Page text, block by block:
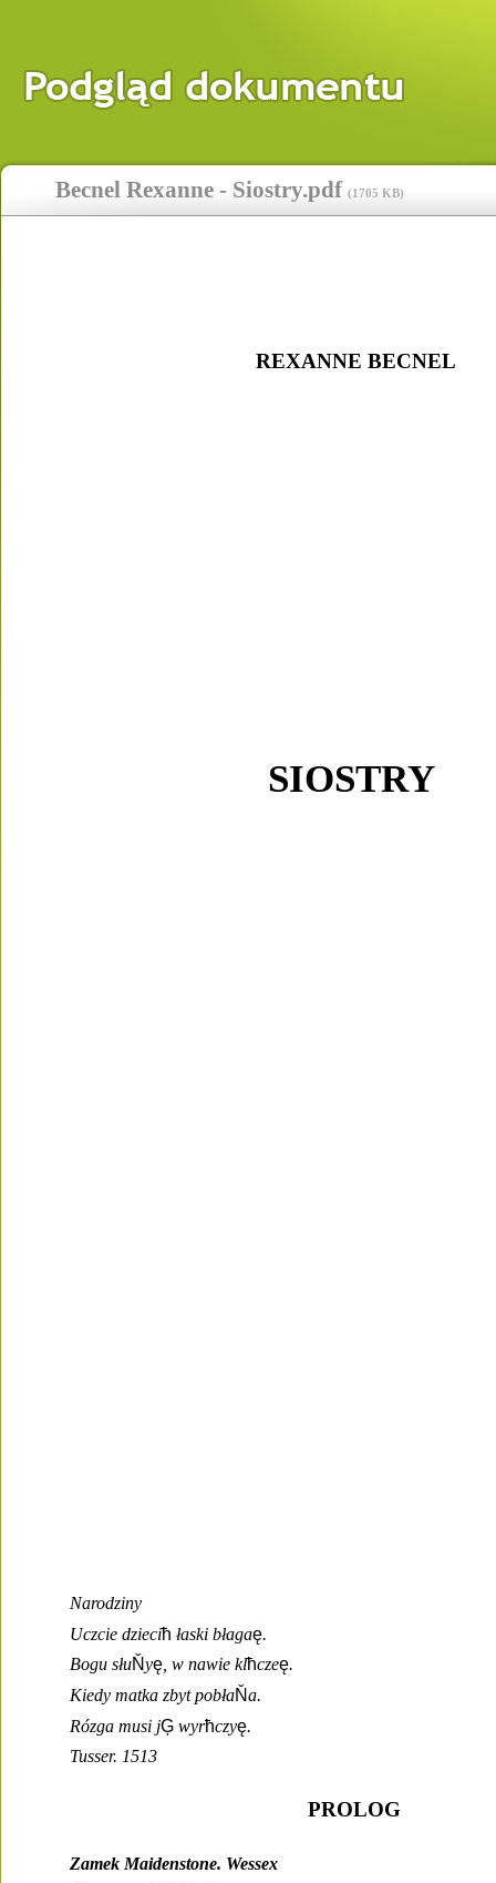
Becnel Rexanne - Siostry.pdf (1705 KB)
REXANNE BECNEL
SIOSTRY
Narodziny
Uczcie dzieciħ łaski błagaę.
Bogu słuŇyę , w nawie klħczeę.
Kiedy matka zbyt pobłaŇa.
Rózga musi jĢ wyrħczyę.
Tusser. 1513
PROLOG
Zamek Maidenstone. Wessex